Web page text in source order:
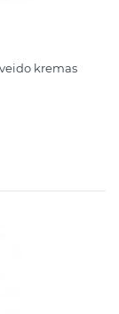
kremas